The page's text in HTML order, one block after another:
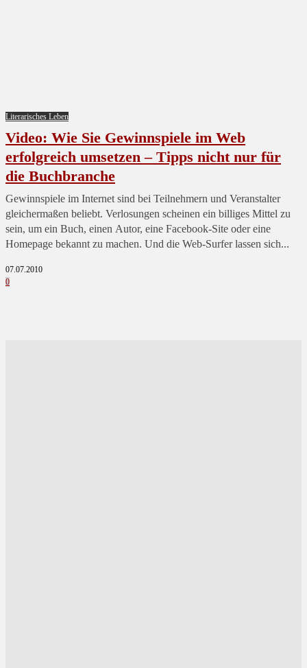
Literarisches Leben
Video: Wie Sie Gewinnspiele im Web
erfolgreich umsetzen – Tipps nicht nur für
die Buchbranche
Gewinnspiele im Internet sind bei Teilnehmern und Veranstalter
gleichermaßen beliebt. Verlosungen scheinen ein billiges Mittel zu
sein, um ein Buch, einen Autor, eine Facebook-Site oder eine
Homepage bekannt zu machen. Und die Web-Surfer lassen sich...
07.07.2010
0